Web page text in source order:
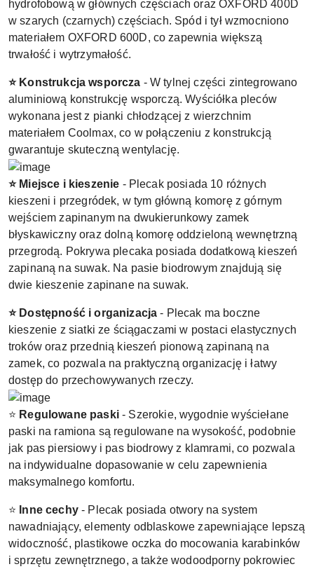
hydrofobową w głównych częściach oraz OXFORD 400D
w szarych (czarnych) częściach. Spód i tył wzmocniono
materiałem OXFORD 600D, co zapewnia większą
trwałość i wytrzymałość.
⭐ Konstrukcja wsporcza - W tylnej części zintegrowano
aluminiową konstrukcję wsporczą. Wyściółka pleców
wykonana jest z pianki chłodzącej z wierzchnim
materiałem Coolmax, co w połączeniu z konstrukcją
gwarantuje skuteczną wentylację.
⭐ Miejsce i kieszenie - Plecak posiada 10 różnych
kieszeni i przegródek, w tym główną komorę z górnym
wejściem zapinanym na dwukierunkowy zamek
błyskawiczny oraz dolną komorę oddzieloną wewnętrzną
przegrodą. Pokrywa plecaka posiada dodatkową kieszeń
zapinaną na suwak. Na pasie biodrowym znajdują się
dwie kieszenie zapinane na suwak.
⭐ Dostępność i organizacja - Plecak ma boczne
kieszenie z siatki ze ściągaczami w postaci elastycznych
troków oraz przednią kieszeń pionową zapinaną na
zamek, co pozwala na praktyczną organizację i łatwy
dostęp do przechowywanych rzeczy.
⭐ Regulowane paski- Szerokie, wygodnie wyściełane
paski na ramiona są regulowane na wysokość, podobnie
jak pas piersiowy i pas biodrowy z klamrami, co pozwala
na indywidualne dopasowanie w celu zapewnienia
maksymalnego komfortu.
⭐ Inne cechy- Plecak posiada otwory na system
nawadniający, elementy odblaskowe zapewniające lepszą
widoczność, plastikowe oczka do mocowania karabinków
i sprzętu zewnętrznego, a także wodoodporny pokrowiec